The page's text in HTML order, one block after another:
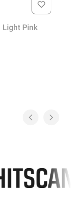
Light Pink